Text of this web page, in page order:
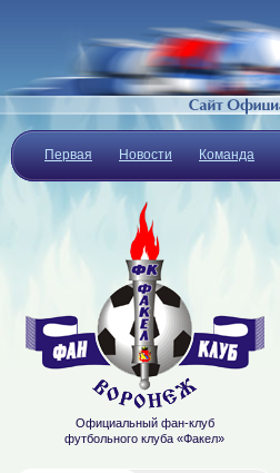
Первая Новости Команда
Официальный фан-клуб
футбольного клуба «Факел»